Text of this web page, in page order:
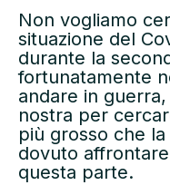
Non vogliamo
situazione del
durante la
fortunatamente
andare in
nostra per
più grosso che
dovuto
questa parte.